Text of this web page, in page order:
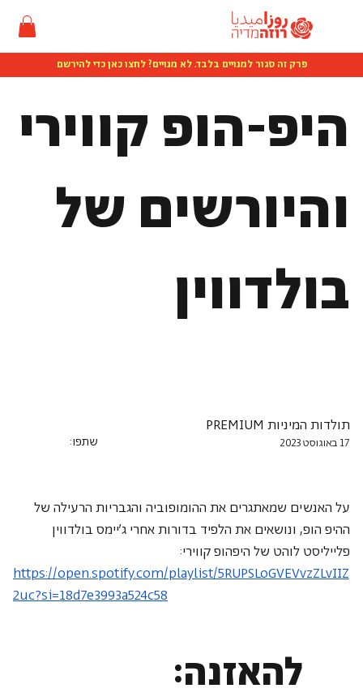
פרק זה סגור למנויים בלבד. לא מנויים? לחצו כאן כדי להירשם
היפ-הופ קווירי
והיורשים של
בולדווין
שתפו:
תולדות המיניות PREMIUM
17 באוגוסט 2023
על האנשים שמאתגרים את ההומופוביה והגבריות הרעילה של
ההיפ הופ, ונושאים את הלפיד בדורות אחרי ג'יימס בולדווין
פלייליסט לוהט של היפהופ קווירי:
https://open.spotify.com/playlist/5RUPSLoGVEVvzZLvIIZ
2uc?si=18d7e3993a524c58
להאזנה: